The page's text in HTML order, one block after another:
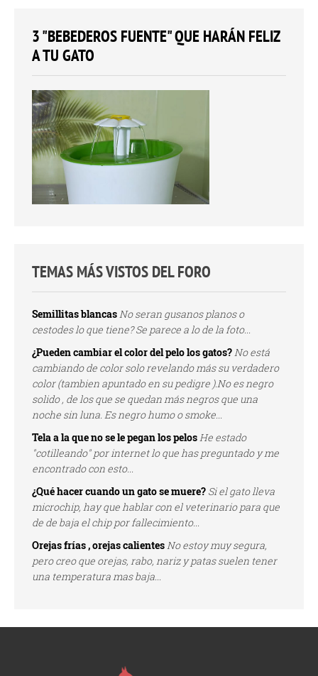
3 "BEBEDEROS FUENTE" QUE HARÁN FELIZ
A TU GATO
TEMAS MÁS VISTOS DEL FORO
Semillitas blancasNo seran gusanos planos o
cestodes lo que tiene? Se parece a lo de la foto...
¿Pueden cambiar el color del pelo los gatos?No está
cambiando de color solo revelando más su verdadero
color (tambien apuntado en su pedigre ).No es negro
solido , de los que se quedan más negros que una
noche sin luna. Es negro humo o smoke...
Tela a la que no se le pegan los pelosHe estado
"cotilleando" por internet lo que has preguntado y me
encontrado con esto...
¿Qué hacer cuando un gato se muere? Si el gato lleva
microchip, hay que hablar con el veterinario para que
de de baja el chip por fallecimiento...
Orejas frías , orejas calientesNo estoy muy segura,
pero creo que orejas, rabo, nariz y patas suelen tener
una temperatura mas baja...